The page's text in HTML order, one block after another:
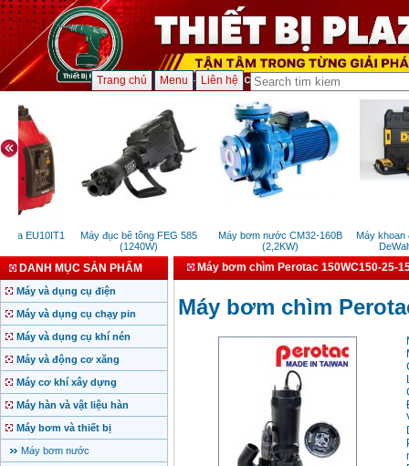
Trang chủ Menu Liên hệ
EU10IT1
Máy đục bê tông FEG 585
(1240W)
Máy bơm nước CM32-160B
(2,2KW)
Máy khoan
DeWalt
DANH MỤC SẢN PHẨM
Máy và dụng cụ điện
Máy và dụng cụ chạy pin
Máy và dụng cụ khí nén
Máy và động cơ xăng
Máy cơ khí xây dựng
Máy hàn và vật liệu hàn
Máy bơm và thiết bị
Máy bơm nước
Máy bơm chìm Perotac 150WC150-25-
Máy bơm chìm